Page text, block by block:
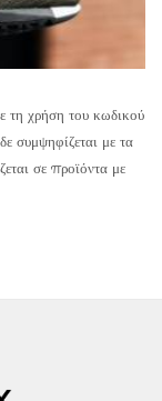
χρήση του κωδικού
συμψηφίζεται με τα
σε προϊόντα με